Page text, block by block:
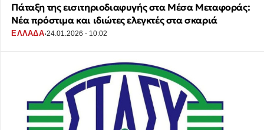
Πάταξη της εισιτηριοδιαφυγής στα Μέσα Μεταφοράς:
Νέα πρόστιμα και ιδιώτες ελεγκτές στα σκαριά
ΕΛΛΑΔΑ·24.01.2026 - 10:02